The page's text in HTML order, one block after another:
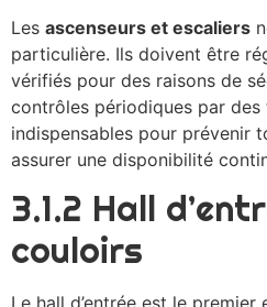
Les ascenseurs et escaliers
particulière. Ils doivent être
vérifiés pour des raisons de
contrôles périodiques par
indispensables pour prévenir
assurer une disponibilité
3.1.2 Hall
couloirs